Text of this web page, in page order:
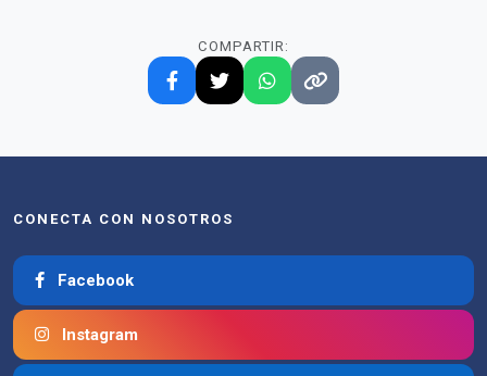
COMPARTIR:
CONECTA CON NOSOTROS
Facebook
Instagram